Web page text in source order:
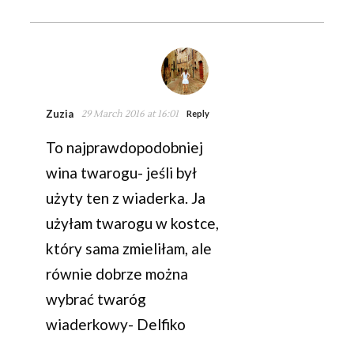
Zuzia 29 March 2016 at 16:01 Reply
To najprawdopodobniej
wina twarogu- jeśli był
użyty ten z wiaderka. Ja
użyłam twarogu w kostce,
który sama zmieliłam, ale
równie dobrze można
wybrać twaróg
wiaderkowy- Delfiko